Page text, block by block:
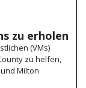
zu erholen
(VMs)
zu helfen,
Milton